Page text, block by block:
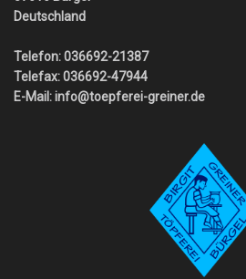
Deutschland
Telefon: 036692-21387
Telefax: 036692-47944
E-Mail:info@toepferei-greiner.de